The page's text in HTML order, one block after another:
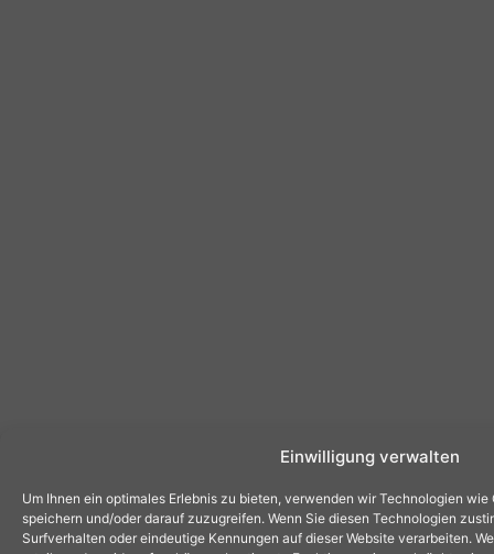
Einwilligung verwalten
Um Ihnen ein optimales Erlebnis zu bieten, verwenden wir Technologien
speichern und/oder darauf zuzugreifen. Wenn Sie diesen Technologien
Surfverhalten oder eindeutige Kennungen auf dieser Website verarbeiten.